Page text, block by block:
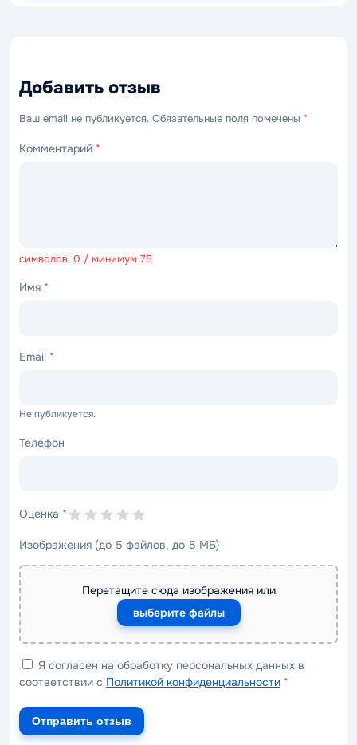
Добавить отзыв
Ваш email не публикуется. Обязательные поля помечены *
Комментарий *
символов: 0 / минимум 75
Имя *
Email *
Не публикуется.
Телефон
Оценка *
Изображения (до 5 файлов, до 5 МБ)
Перетащите сюда изображения или
выберите файлы
Я согласен на обработку персональных данных в
соответствии с Политикой конфиденциальности *
Отправить отзыв